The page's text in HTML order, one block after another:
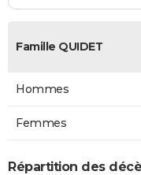
Famille QUIDET
Hommes
Femmes
Répartition des